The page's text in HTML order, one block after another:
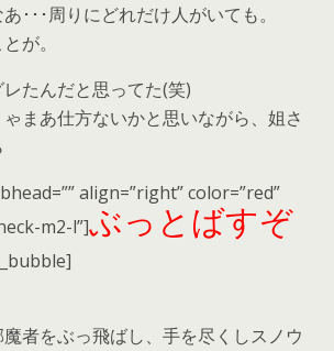
･･･周りにどれだけ人がいても。
が。
たんだと思ってた(笑)
まあ仕方ないかと思いながら、姐さ
align=”right” color=”red”
m2-l”]ぶっとばすぞ
者をぶっ飛ばし、手を尽くしスノウ